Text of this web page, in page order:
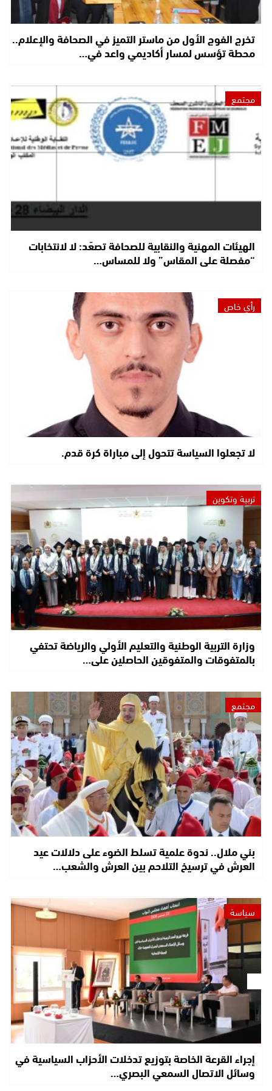
تخرج الفوج الأول من ماستر التميز في الصحافة والإعلام..
محطة تؤسس لمسار أكاديمي واعد في…
مجتمع
الهيئات المهنية والنقابية للصحافة تصعّد: لا لانتخابات
“مفصلة على المقاس” ولا للمساس…
رأي خاص
لا تجعلوا السياسة تتحول إلى مباراة كرة قدم.
تربية وتكوين
وزارة التربية الوطنية والتعليم الأولي والرياضة تحتفي
بالمتفوقات والمتفوقين الحاصلين على…
مجتمع
بني ملال.. ندوة علمية تسلط الضوء على دلالات عيد
العرش في ترسيخ التلاحم بين العرش والشعب…
سياسة
إجراء القرعة الخاصة بتوزيع تدخلات الأحزاب السياسية في
وسائل الاتصال السمعي البصري…